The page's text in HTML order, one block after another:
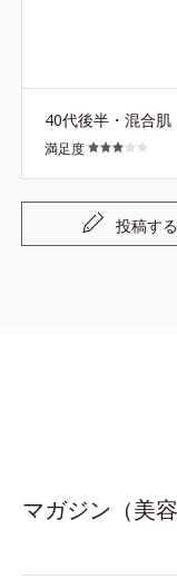
40代後半・混合肌
満足度
投稿する
マガジン（美